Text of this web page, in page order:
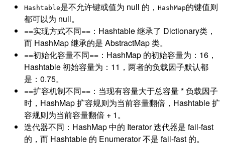
Hashtable是不允许键或值为 null 的， HashMap的键值则
都可以为 null。
==实现方式不同==：Hashtable 继承了 Dictionary类，
而 HashMap 继承的是 AbstractMap 类。
==初始化容量不同==：HashMap 的初始容量为：16，
Hashtable 初始容量为：11，两者的负载因子默认都
是：0.75。
==扩容机制不同==：当现有容量大于总容量 * 负载因子
时，HashMap 扩容规则为当前容量翻倍，Hashtable 扩
容规则为当前容量翻倍 + 1。
迭代器不同：HashMap 中的 Iterator 迭代器是 fail-fast
的，而 Hashtable 的 Enumerator 不是 fail-fast 的。